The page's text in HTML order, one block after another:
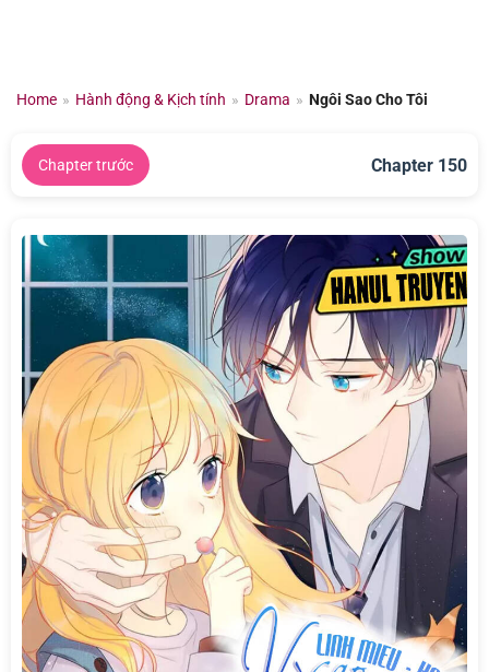
dungHome » Hành động & Kịch tính » Drama » Ngôi Sao Cho Tôi
Chapter trước Chapter 150